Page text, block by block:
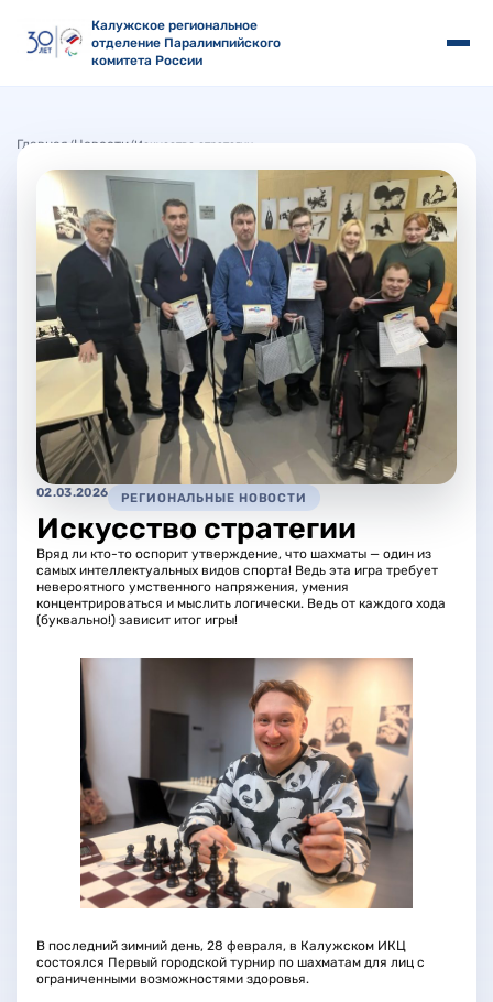
Калужское региональное
отделение Паралимпийского
комитета России
Главная /Новости/Искусство стратегии
02.03.2026 РЕГИОНАЛЬНЫЕ НОВОСТИ
Искусство стратегии
Вряд ли кто-то оспорит утверждение, что шахматы — один из
самых интеллектуальных видов спорта! Ведь эта игра требует
невероятного умственного напряжения, умения
концентрироваться и мыслить логически. Ведь от каждого хода
(буквально!) зависит итог игры!
В последний зимний день, 28 февраля, в Калужском ИКЦ
состоялся Первый городской турнир по шахматам для лиц с
ограниченными возможностями здоровья.